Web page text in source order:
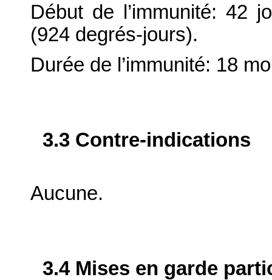
Début de l’immunité: 42
(924 degrés-jours).
Durée de l’immunité: 18
3.3 Contre-indications
Aucune.
3.4 Mises en garde